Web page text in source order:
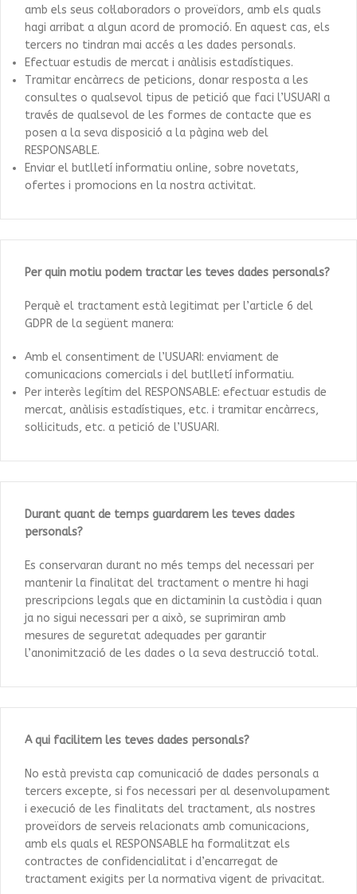
amb els seus col·laboradors o proveïdors, amb els quals
hagi arribat a algun acord de promoció. En aquest cas, els
tercers no tindran mai accés a les dades personals.
Efectuar estudis de mercat i anàlisis estadístiques.
Tramitar encàrrecs de peticions, donar resposta a les
consultes o qualsevol tipus de petició que faci l’USUARI a
través de qualsevol de les formes de contacte que es
posen a la seva disposició a la pàgina web del
RESPONSABLE.
Enviar el butlletí informatiu online, sobre novetats,
ofertes i promocions en la nostra activitat.
Per quin motiu podem tractar les teves dades personals?
Perquè el tractament està legitimat per l’article 6 del
GDPR de la següent manera:
Amb el consentiment de l’USUARI: enviament de
comunicacions comercials i del butlletí informatiu.
Per interès legítim del RESPONSABLE: efectuar estudis de
mercat, anàlisis estadístiques, etc. i tramitar encàrrecs,
sol·licituds, etc. a petició de l’USUARI.
Durant quant de temps guardarem les teves dades
personals?
Es conservaran durant no més temps del necessari per
mantenir la finalitat del tractament o mentre hi hagi
prescripcions legals que en dictaminin la custòdia i quan
ja no sigui necessari per a això, se suprimiran amb
mesures de seguretat adequades per garantir
l’anonimització de les dades o la seva destrucció total.
A qui facilitem les teves dades personals?
No està prevista cap comunicació de dades personals a
tercers excepte, si fos necessari per al desenvolupament
i execució de les finalitats del tractament, als nostres
proveïdors de serveis relacionats amb comunicacions,
amb els quals el RESPONSABLE ha formalitzat els
contractes de confidencialitat i d’encarregat de
tractament exigits per la normativa vigent de privacitat.